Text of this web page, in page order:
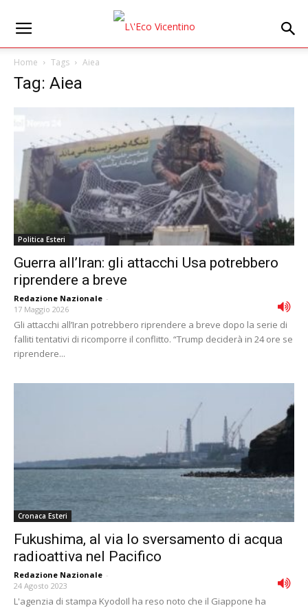
Home Tags Aiea
Tag: Aiea
Politica Esteri
Guerra all’Iran: gli attacchi Usa potrebbero
riprendere a breve
Redazione Nazionale -
17 Maggio 2026
Gli attacchi all’Iran potrebbero riprendere a breve dopo la serie di
falliti tentativi di ricomporre il conflitto. “Trump deciderà in 24 ore se
riprendere...
Cronaca Esteri
Fukushima, al via lo sversamento di acqua
radioattiva nel Pacifico
Redazione Nazionale -
24 Agosto 2023
L'agenzia di stampa KyodoIl ha reso noto che il Giappone ha